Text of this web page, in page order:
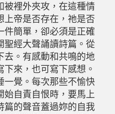
被裡外夾攻，在這種情
上帝是否存在，祂是否
件簡單，卻必須是正確
聖經大聲誦讀詩篇。從
去。有感動和共鳴的地
來，也可寫下感想。
一覺。每次那些不愉快
始自責自恨時，要馬上
篇的聲音蓋過妳的自我